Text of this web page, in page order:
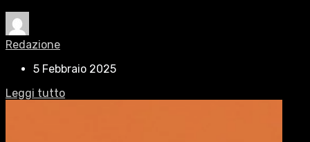
Redazione
5 Febbraio 2025
Leggi tutto